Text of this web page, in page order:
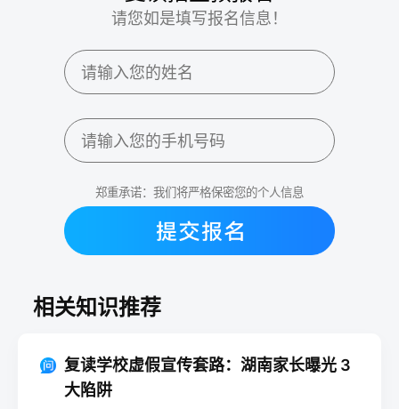
请您如是填写报名信息！
郑重承诺：我们将严格保密您的个人信息
相关知识推荐
复读学校虚假宣传套路：湖南家长曝光 3
大陷阱